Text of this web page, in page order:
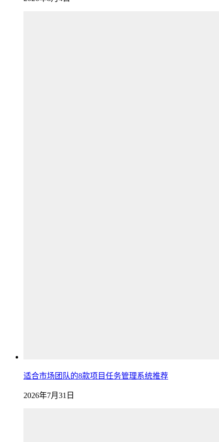
适合市场团队的8款项目任务管理系统推荐
2026年7月31日